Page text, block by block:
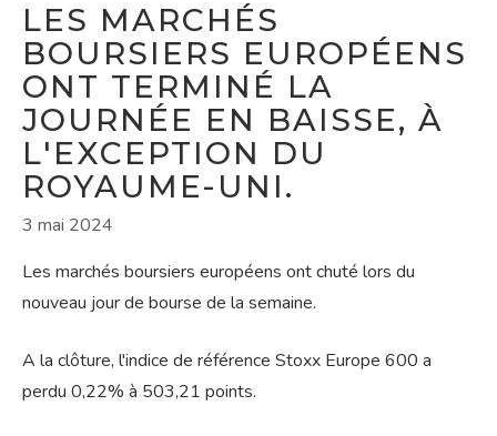
LES MARCHÉS
BOURSIERS EUROPÉENS
ONT TERMINÉ LA
JOURNÉE EN BAISSE, À
L'EXCEPTION DU
ROYAUME-UNI.
3 mai 2024
Les marchés boursiers européens ont chuté lors du
nouveau jour de bourse de la semaine.
A la clôture, l'indice de référence Stoxx Europe 600 a
perdu 0,22% à 503,21 points.